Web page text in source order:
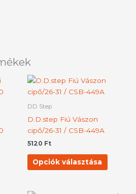
terméknek
változatok
választhatók
DD Step
D.D.step Fiú Vászon
cipő/26-31 / CSB-449A
5120 Ft
Opciók választása
a